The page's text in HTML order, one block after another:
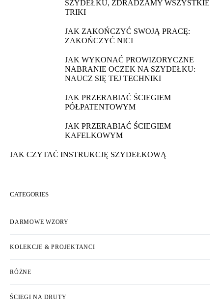
SZYDEŁKU, ZDRADZAMY WSZYSTKIE
TRIKI
JAK ZAKOŃCZYĆ SWOJĄ PRACĘ:
ZAKOŃCZYĆ NICI
JAK WYKONAĆ PROWIZORYCZNE
NABRANIE OCZEK NA SZYDEŁKU:
NAUCZ SIĘ TEJ TECHNIKI
JAK PRZERABIAĆ ŚCIEGIEM
PÓŁPATENTOWYM
JAK PRZERABIAĆ ŚCIEGIEM
KAFELKOWYM
JAK CZYTAĆ INSTRUKCJĘ SZYDEŁKOWĄ
CATEGORIES
DARMOWE WZORY
KOLEKCJE & PROJEKTANCI
RÓŻNE
ŚCIEGI NA DRUTY